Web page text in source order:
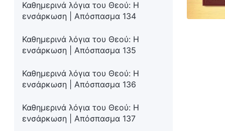
Καθημερινά λόγια του Θεού: Η
ενσάρκωση | Απόσπασμα 134
Καθημερινά λόγια του Θεού: Η
ενσάρκωση | Απόσπασμα 135
Καθημερινά λόγια του Θεού: Η
ενσάρκωση | Απόσπασμα 136
Καθημερινά λόγια του Θεού: Η
ενσάρκωση | Απόσπασμα 137